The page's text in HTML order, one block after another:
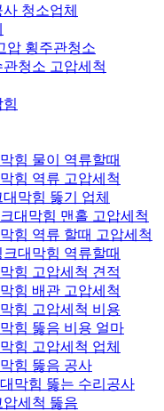
청소업체
압 횡주관청소
청소 고압세척
힘 물이 역류할때
힘 역류 고압세척
막힘 뚫기 업체
대막힘 맨홀 고압세척
힘 역류 할때 고압세척
대막힘 역류할때
힘 고압세척 견적
힘 배관 고압세척
힘 고압세척 비용
힘 뚫음 비용 얼마
힘 고압세척 업체
힘 뚫음 공사
막힘 뚫는 수리공사
세척 뚫음